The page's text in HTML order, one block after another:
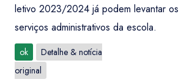
letivo 2023/2024 já podem levantar os
serviços administrativos da escola.
ok
Detalhe & notícia
original